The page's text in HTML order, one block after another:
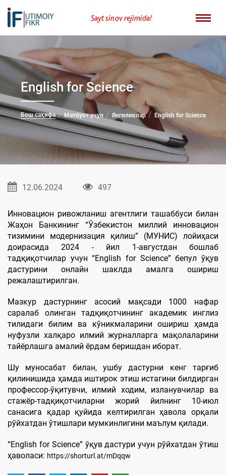
Sayt sinov rejimida!
English for Science
Бош саҳифа Матбуот учун Янгиликлар English for Science
12.06.2024 497
Инновацион ривожланиш агентлиги ташаббуси билан
Жаҳон Банкининг “Ўзбекистон миллий инновацион
тизимини модернизация қилиш” (МУНИС) лойиҳаси
доирасида 2024 - йил 1-августдан бошлаб
тадқиқотчилар учун “English for Science” бепул ўқув
дастурини онлайн шаклда амалга ошириш
режалаштирилган.
Мазкур дастурнинг асосий мақсади 1000 нафар
саралаб олинган тадқиқотчининг академик инглиз
тилидаги билим ва кўникмаларини ошириш ҳамда
нуфузли халқаро илмий журналларга мақолаларини
тайёрлашга амалий ёрдам беришдан иборат.
Шу муносабат билан, ушбу дастурни кенг тарғиб
қилинишида ҳамда иштирок этиш истагини билдирган
профессор-ўқитувчи, илмий ходим, изланувчилар ва
стажёр-тадқиқотчиларни жорий йилнинг 10-июл
санасига қадар қуйида келтирилган ҳавола орқали
рўйхатдан ўтишлари мумкинлигини маълум қилади.
“English for Science” ўқув дастури учун рўйхатдан ўтиш
ҳаволаси: https://shorturl.at/mDqqw